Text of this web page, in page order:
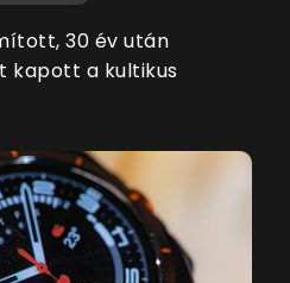
30 év után
kapott a kultikus